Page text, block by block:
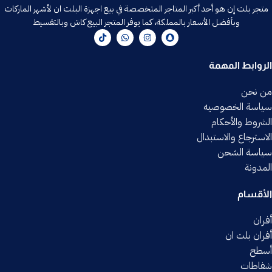
متجر بلت إن هو أحد أكبر المتاجر المتخصصة في بيع اجهزة البلت ان لأشهر الماركات
وبأفضل الأسعار بالمملكة، كما يوفر المتجر البيع كاش وبالتقسيط
الروابط المهمة
من نحن
سياسة الخصوصيه
الشروط والأحكام
الاسترجاع والاستبدال
سياسة الشحن
المدونة
الأقسام
أفران
أفران بلت ان
أسطح
شفاطات